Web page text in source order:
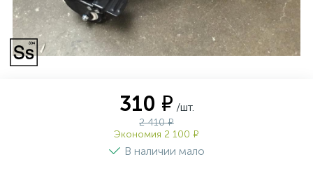
310 ₽ /шт.
2 410 ₽
Экономия 2 100 ₽
В наличии мало